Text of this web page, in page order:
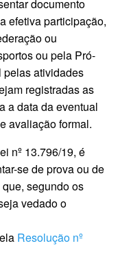
documento
efetiva participação,
ou
ou pela Pró-
pelas atividades
registradas as
a data da eventual
avaliação formal.
nº 13.796/19, é
se de prova ou de
segundo os
vedado o
Resolução nº